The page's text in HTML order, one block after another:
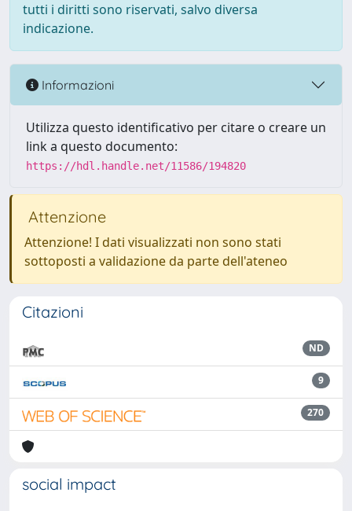
tutti i diritti sono riservati, salvo diversa
indicazione.
Informazioni
Utilizza questo identificativo per citare o creare un
link a questo documento:
https://hdl.handle.net/11586/194820
Attenzione
Attenzione! I dati visualizzati non sono stati
sottoposti a validazione da parte dell'ateneo
Citazioni
ND
9
270
social impact